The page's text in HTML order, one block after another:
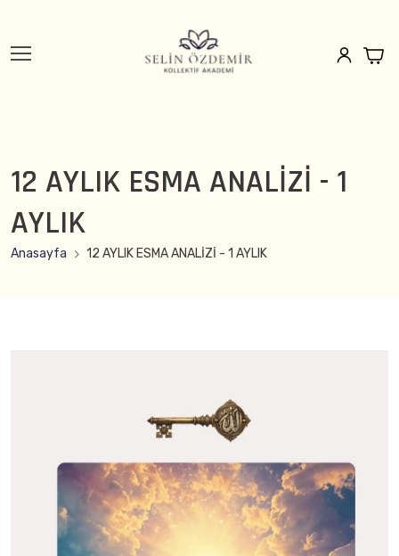
12 AYLIK ESMA ANALİZİ - 1
AYLIK
Anasayfa 12 AYLIK ESMA ANALİZİ - 1 AYLIK